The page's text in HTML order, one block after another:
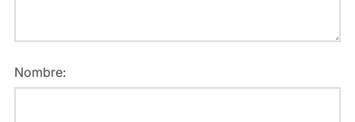
Nombre: